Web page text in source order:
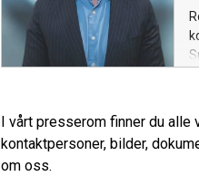
I vårt presserom finner du
kontaktpersoner, bilder,
om oss.